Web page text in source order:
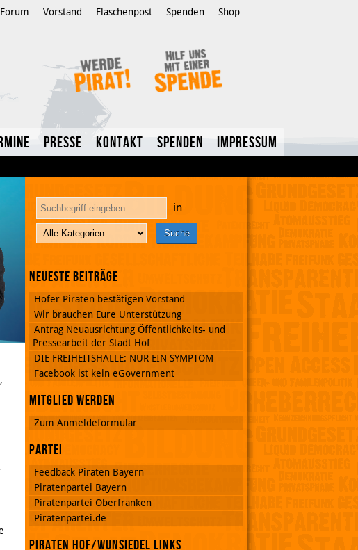
Forum Vorstand Flaschenpost Spenden Shop
Presse Kontakt Spenden Impressum
in
Neueste Beiträge
Hofer Piraten bestätigen Vorstand
Wir brauchen Eure Unterstützung
Antrag Neuausrichtung Öffentlichkeits- und
Pressearbeit der Stadt Hof
DIE FREIHEITSHALLE: NUR EIN SYMPTOM
Facebook ist kein eGovernment
Mitglied werden
Zum Anmeldeformular
Partei
Feedback Piraten Bayern
Piratenpartei Bayern
Piratenpartei Oberfranken
Piratenpartei.de
Piraten Hof/Wunsiedel Links